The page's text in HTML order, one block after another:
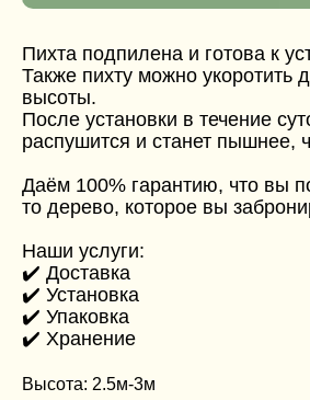
Пихта подпилена и готова к
Также пихту можно укоротить
высоты.
После установки в течение
распушится и станет пышнее,
Даём 100% гарантию, что вы
то дерево, которое вы
Наши услуги:
✔️ Доставка
✔️ Установка
✔️ Упаковка
✔️ Хранение
Высота: 2.5м-3м